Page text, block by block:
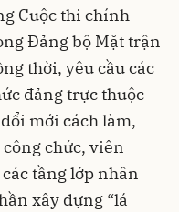
Cuộc thi chính
Đảng bộ Mặt trận
thời, yêu cầu các
đảng trực thuộc
mới cách làm,
chức, viên
tầng lớp nhân
xây dựng “lá